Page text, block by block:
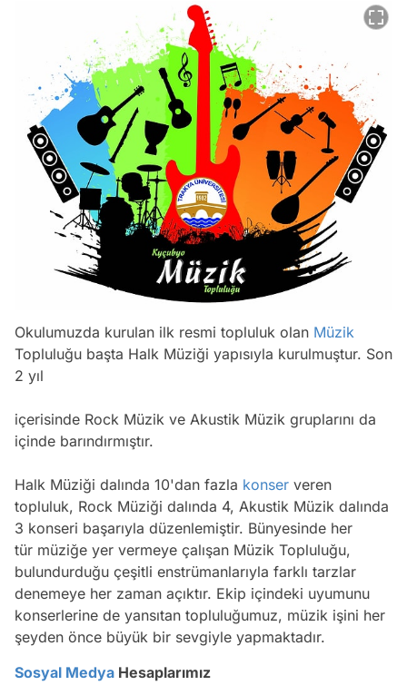
Okulumuzda kurulan ilk resmi topluluk olan Müzik
Topluluğu başta Halk Müziği yapısıyla kurulmuştur. Son
2 yıl
içerisinde Rock Müzik ve Akustik Müzik gruplarını da
içinde barındırmıştır.
Halk Müziği dalında 10'dan fazla konser veren
topluluk, Rock Müziği dalında 4, Akustik Müzik dalında
3 konseri başarıyla düzenlemiştir. Bünyesinde her
tür müziğe yer vermeye çalışan Müzik Topluluğu,
bulundurduğu çeşitli enstrümanlarıyla farklı tarzlar
denemeye her zaman açıktır. Ekip içindeki uyumunu
konserlerine de yansıtan topluluğumuz, müzik işini her
şeyden önce büyük bir sevgiyle yapmaktadır.
Sosyal Medya Hesaplarımız